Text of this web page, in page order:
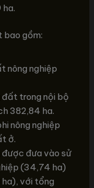
bao gồm:
nông nghiệp
đất trong nội bộ
382,84 ha.
nông nghiệp
ở.
đưa vào sử
(34,74 ha)
ha), với tổng